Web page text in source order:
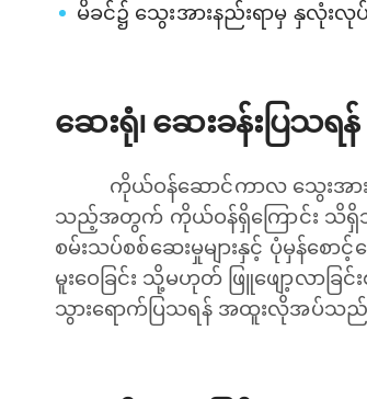
မိခင်၌ သွေးအားနည်းရာမှ နှလုံးလုပ်
ဆေးရုံ၊ ဆေးခန်းပြသရန်
ကိုယ်ဝန်ဆောင်ကာလ သွေးအား
သည့်အတွက် ကိုယ်ဝန်ရှိကြောင်း သိရှိသည်
စမ်းသပ်စစ်ဆေးမှုများနှင့် ပုံမှန်စော
မူးဝေခြင်း သို့မဟုတ် ဖြူဖျော့လာခြင်
သွားရောက်ပြသရန် အထူးလိုအပ်သည်